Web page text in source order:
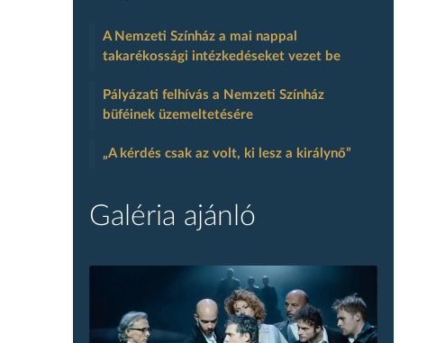
A Nemzeti Színház a mai nappal
takarékossági intézkedéseket vezet be
Pályázati felhívás a Nemzeti Színház
büféinek üzemeltetésére
„A kérdés csak az volt, ki lesz a királynő”
Galéria ajánló